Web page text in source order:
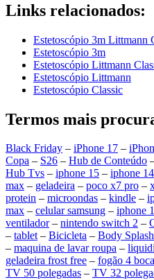
Links relacionados:
Estetoscópio 3m Littmann
Estetoscópio 3m
Estetoscópio Littmann
Estetoscópio Littmann
Estetoscópio Classic
Termos mais
Black Friday – iPhone 17 –
Copa – S26 – Hub de Conteúdo
Hub Tvs – iphone 15 – iphone 14
max – geladeira – poco x7 pro –
protein – microondas – kindle –
max – celular samsung – iphone
ventilador– nintendo switch 2 –
– tablet– Bicicleta – Body Splash
– maquina de lavar roupa –
geladeira frost free – fogão 4
TV 50 polegadas – TV 32